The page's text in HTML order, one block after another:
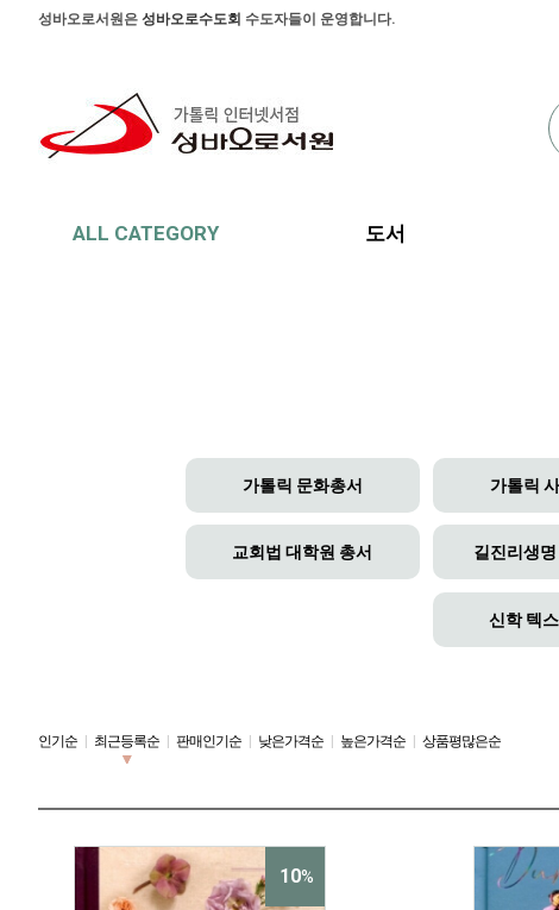
본문 바로가기
주메뉴 바로가기
사이드메뉴 바로가기
성바오로서원은 성바오로수도회 수도자들이 운영합니다.
ALL CATEGORY 도서
가톨릭 문화총서 가톨릭
교회법 대학원 총서 길진리생
신학 텍
인기순 최근등록순 판매인기순 낮은가격순 높은가격순 상품평많은순
10%